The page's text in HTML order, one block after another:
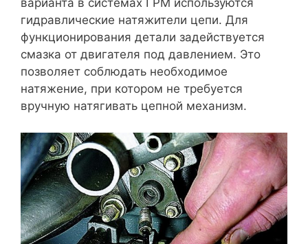
варианта в системах ГРМ используются
гидравлические натяжители цепи. Для
функционирования детали задействуется
смазка от двигателя под давлением. Это
позволяет соблюдать необходимое
натяжение, при котором не требуется
вручную натягивать цепной механизм.